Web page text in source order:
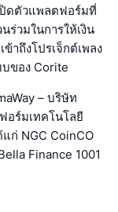
ปิดตัวแพลตฟอร์มที่
ร่วมในการให้เงิน
าถึงโปรเจ็กต์เพลง
บของ Corite
– บริษัท
ร์มเทคโนโลยี
ก่ NGC CoinCO
Finance 1001